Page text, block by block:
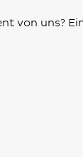
von uns?